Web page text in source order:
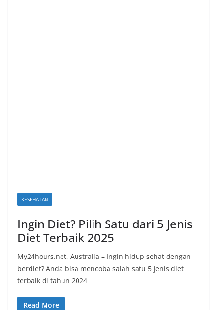
KESEHATAN
Ingin Diet? Pilih Satu dari 5 Jenis
Diet Terbaik 2025
My24hours.net, Australia – Ingin hidup sehat dengan
berdiet? Anda bisa mencoba salah satu 5 jenis diet
terbaik di tahun 2024
Read More